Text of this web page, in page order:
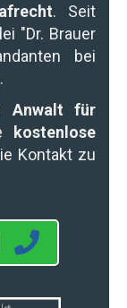
. Seit
"Dr. Brauer
bei
Anwalt für
kostenlose
Kontakt zu